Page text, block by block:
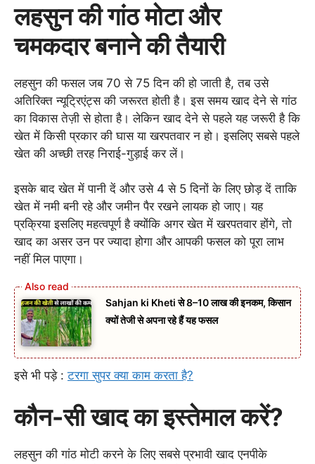
लहसुन की गांठ मोटा और
चमकदार बनाने की तैयारी
लहसुन की फसल जब 70 से 75 दिन की हो जाती है, तब उसे
अतिरिक्त न्यूट्रिएंट्स की जरूरत होती है। इस समय खाद देने से गांठ
का विकास तेज़ी से होता है। लेकिन खाद देने से पहले यह जरूरी है कि
खेत में किसी प्रकार की घास या खरपतवार न हो। इसलिए सबसे पहले
खेत की अच्छी तरह निराई-गुड़ाई कर लें।
इसके बाद खेत में पानी दें और उसे 4 से 5 दिनों के लिए छोड़ दें ताकि
खेत में नमी बनी रहे और जमीन पैर रखने लायक हो जाए। यह
प्रक्रिया इसलिए महत्वपूर्ण है क्योंकि अगर खेत में खरपतवार होंगे, तो
खाद का असर उन पर ज्यादा होगा और आपकी फसल को पूरा लाभ
नहीं मिल पाएगा।
Sahjan ki Kheti से 8–10 लाख की इनकम, किसान
क्यों तेजी से अपना रहे हैं यह फसल
इसे भी पड़े :टरगा सुपर क्या काम करता है?
कौन-सी खाद का इस्तेमाल करें?
लहसुन की गांठ मोटी करने के लिए सबसे प्रभावी खाद एनपीके